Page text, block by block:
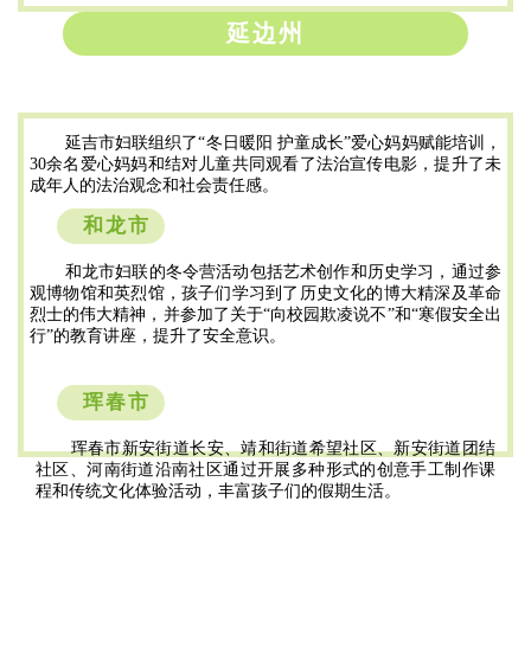
延边州
延吉市妇联组织了“冬日暖阳 护童成长”爱心妈妈赋能培训，
30余名爱心妈妈和结对儿童共同观看了法治宣传电影，提升了未
成年人的法治观念和社会责任感。
和龙市
和龙市妇联的冬令营活动包括艺术创作和历史学习，通过参
观博物馆和英烈馆，孩子们学习到了历史文化的博大精深及革命
烈士的伟大精神，并参加了关于“向校园欺凌说不”和“寒假安全出
行”的教育讲座，提升了安全意识。
珲春市
珲春市新安街道长安、靖和街道希望社区、新安街道团结
社区、河南街道沿南社区通过开展多种形式的创意手工制作课
程和传统文化体验活动，丰富孩子们的假期生活。